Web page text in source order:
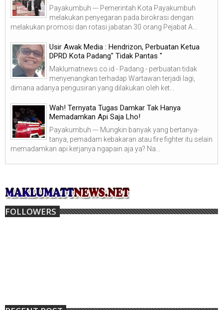
Payakumbuh --- Pemerintah Kota Payakumbuh
melakukan penyegaran pada birokrasi dengan
melakukan promosi dan rotasi jabatan 30 orang Pejabat A...
Usir Awak Media : Hendrizon, Perbuatan Ketua
DPRD Kota Padang" Tidak Pantas "
Maklumatnews.co.id - Padang - perbuatan tidak
menyenangkan terhadap Wartawan terjadi lagi,
dimana adanya pengusiran yang dilakukan oleh ket...
Wah! Ternyata Tugas Damkar Tak Hanya
Memadamkan Api Saja Lho!
Payakumbuh --- Mungkin banyak yang bertanya-
tanya, pemadam kebakaran atau fire fighter itu selain
memadamkan api kerjanya ngapain aja ya? Na...
FOLLOWERS